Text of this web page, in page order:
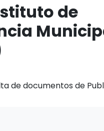
de
de documentos de